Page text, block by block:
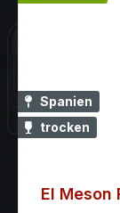
Spanien
trocken
El Meson